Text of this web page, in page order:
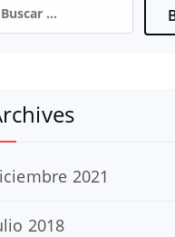
2021
2018